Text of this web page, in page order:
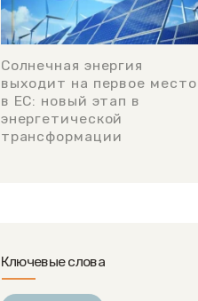
Солнечная энергия
выходит на первое место
в ЕС: новый этап в
энергетической
трансформации
Ключевые слова